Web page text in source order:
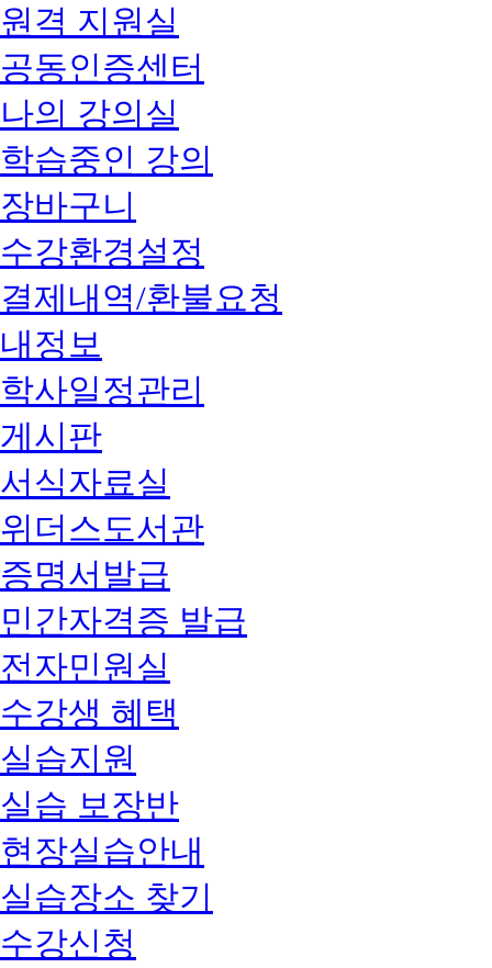
원격 지원실
공동인증센터
나의 강의실
학습중인 강의
장바구니
수강환경설정
결제내역/환불요청
내정보
학사일정관리
게시판
서식자료실
위더스도서관
증명서발급
민간자격증 발급
전자민원실
수강생 혜택
실습지원
실습 보장반
현장실습안내
실습장소 찾기
수강신청